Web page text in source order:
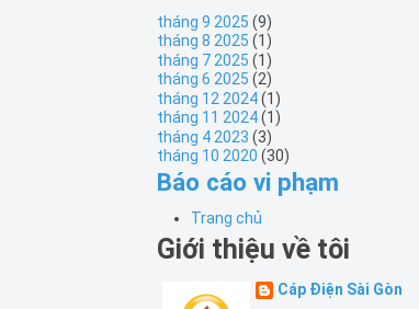
tháng 9 2025 (9)
tháng 8 2025 (1)
tháng 7 2025 (1)
tháng 6 2025 (2)
tháng 12 2024(1)
tháng 11 2024(1)
tháng 4 2023 (3)
tháng 10 2020 (30)
Báo cáo vi phạm
Trang chủ
Giới thiệu về tôi
Cáp Điện Sài Gòn